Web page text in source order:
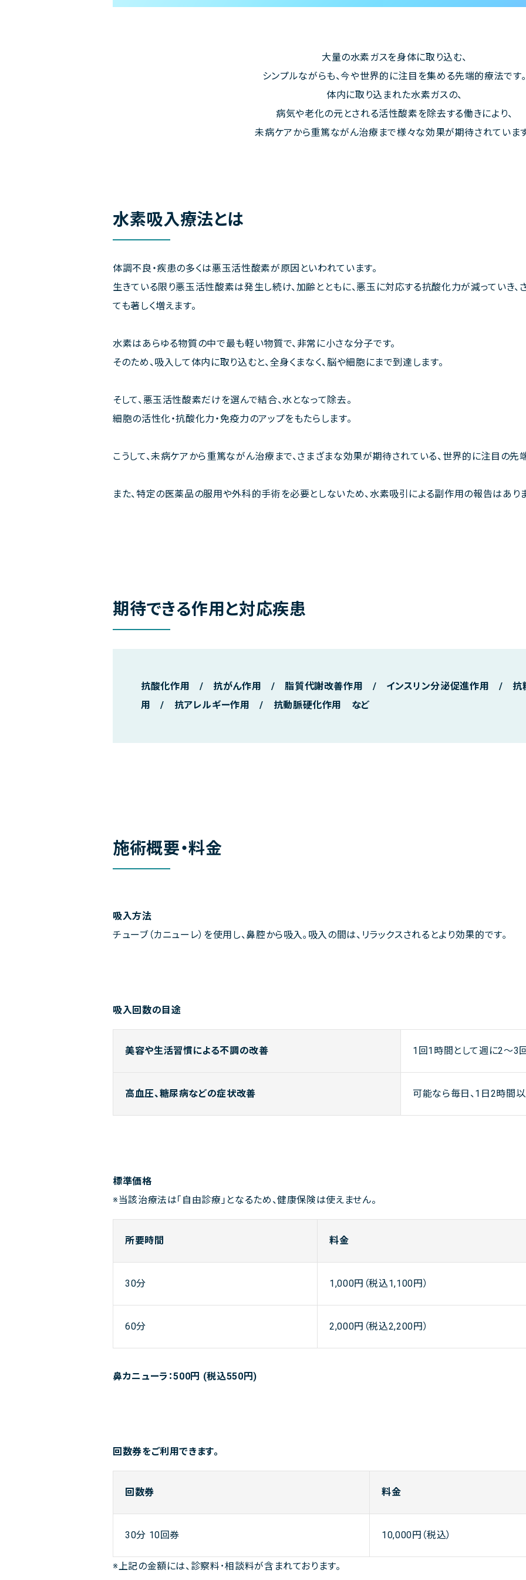
大量の水素ガスを身体に取り込む、
シンプルながらも、今や世界的に注目を集める先端的療法です
体内に取り込まれた水素ガスの、
病気や老化の元とされる活性酸素を除去する働きにより、
未病ケアから重篤ながん治療まで様々な効果が期待されていま
水素吸入療法とは
体調不良・疾患の多くは悪玉活性酸素が原因といわれています。
生きている限り悪玉活性酸素は発生し続け、加齢とともに、悪玉に対応する抗酸化力が減っていき、
ても著しく増えます。
水素はあらゆる物質の中で最も軽い物質で、非常に小さな分子です。
そのため、吸入して体内に取り込むと、全身くまなく、脳や細胞にまで到達します。
そして、悪玉活性酸素だけを選んで結合、水となって除去。
細胞の活性化・抗酸化力・免疫力のアップをもたらします。
こうして、未病ケアから重篤ながん治療まで、さまざまな効果が期待されている、世界的に注目の先
また、特定の医薬品の服用や外科的手術を必要としないため、水素吸引による副作用の報告はあり
期待できる作用と対応疾患
抗酸化作用 / 抗がん作用 / 脂質代謝改善作用 / インスリン分泌促進作用 /
用 / 抗アレルギー作用 / 抗動脈硬化作用 など
施術概要・料金
吸入方法
チューブ（カニューレ）を使用し、鼻腔から吸入｡吸入の間は、リラックスされるとより効果的です｡
吸入回数の目途
美容や生活習慣による不調の改善 1回1時間として週に2～3
高血圧、糖尿病などの症状改善 可能なら毎日、1日2時間
標準価格
※当該治療法は「自由診療」となるため、健康保険は使えません。
所要時間 料金
30分 1,000円（税込1,100円）
60分 2,000円（税込2,200円）
鼻カニューラ：500円 (税込550円)
回数券をご利用できます。
回数券 料金
30分 10回券 10,000円（税込）
※上記の金額には、診察料･相談料が含まれております。